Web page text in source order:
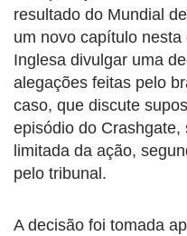
resultado do Mundial
um novo capítulo
Inglesa divulgar uma
alegações feitas pelo
caso, que discute
episódio do
limitada da ação,
pelo tribunal.
A decisão foi tomada